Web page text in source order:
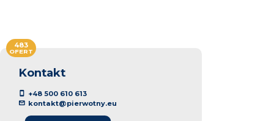
Kontakt
+48 500 610 613
kontakt@pierwotny.eu
483
OFERT